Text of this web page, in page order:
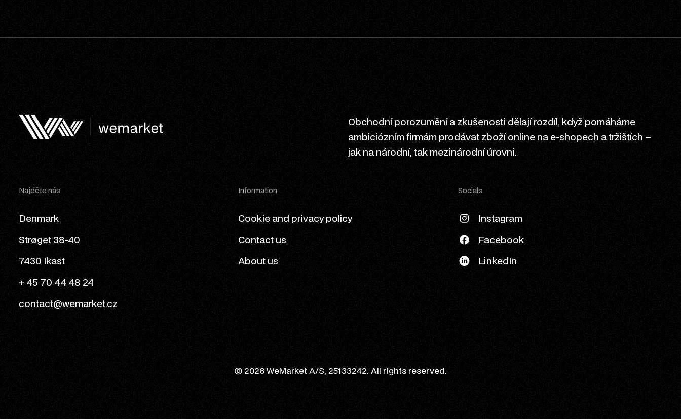
Obchodní porozumění a zkušenosti dělají rozdíl, když pomáháme
ambiciózním firmám prodávat zboží online na e-shopech a tržištích –
jak na národní, tak mezinárodní úrovni.
Najděte nás
Denmark
Strøget 38-40
7430 Ikast
+ 45 70 44 48 24
contact@wemarket.cz
Information
Cookie and privacy policy
Contact us
About us
Socials
Instagram
Facebook
LinkedIn
© 2026 WeMarket A/S, 25133242. All rights reserved.